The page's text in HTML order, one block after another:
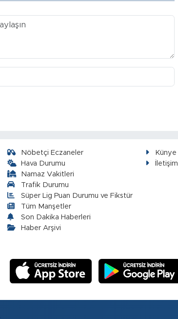
Nöbetçi Eczaneler
Hava Durumu
Namaz Vakitleri
Trafik Durumu
Süper Lig Puan Durumu ve Fikstür
Tüm Manşetler
Son Dakika Haberleri
Haber Arşivi
Künye
İletişim